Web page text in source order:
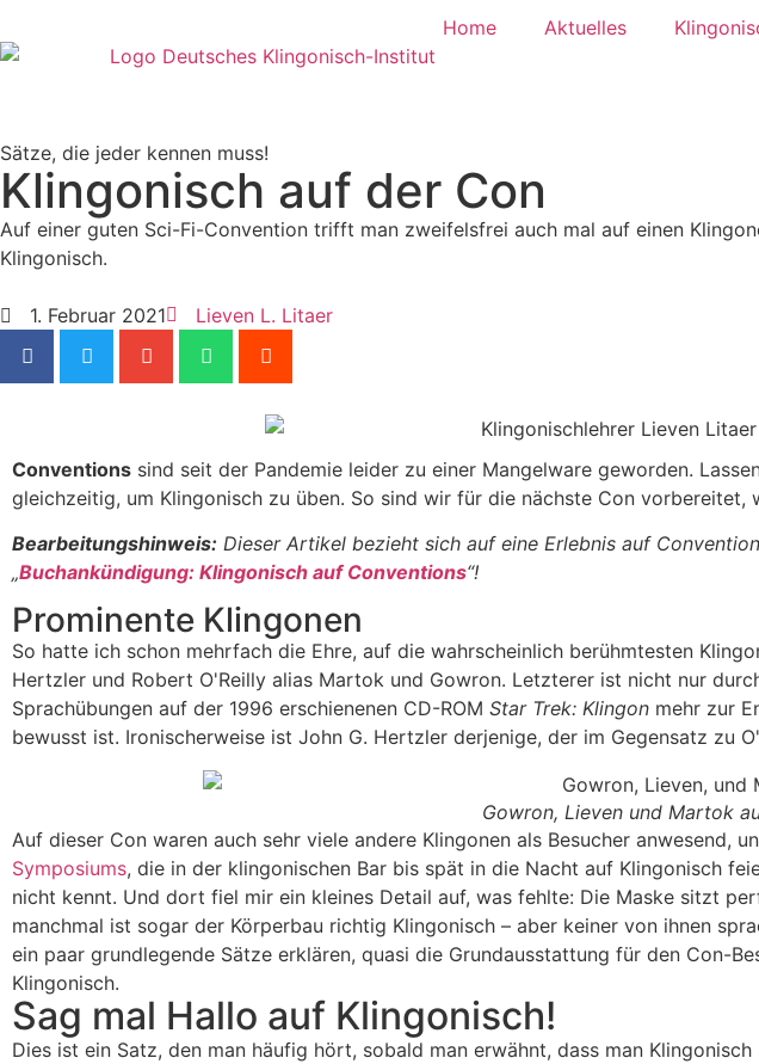
Home Aktuelles
Sätze, die jeder kennen muss!
Klingonisch auf der Con
Auf einer guten Sci-Fi-Convention trifft man zweifelsfrei auch mal auf einen
Klingonisch.
1. Februar 2021 Lieven L. Litaer
Conventions sind seit der Pandemie leider zu einer Mangelware geworden.
gleichzeitig, um Klingonisch zu üben. So sind wir für die nächste Con vorbereitet,
Bearbeitungshinweis: Dieser Artikel bezieht sich auf eine Erlebnis auf
„Buchankündigung: Klingonisch auf Conventions“!
Prominente Klingonen
So hatte ich schon mehrfach die Ehre, auf die wahrscheinlich berühmtesten
Hertzler und Robert O'Reilly alias Martok und Gowron. Letzterer ist nicht nur
Sprachübungen auf der 1996 erschienenen CD-ROM Star Trek: Klingon mehr zur
bewusst ist. Ironischer­weise ist John G. Hertzler derjenige, der im Gegensatz zu
Gowron, Lieven und Martok
Auf dieser Con waren auch sehr viele andere Klingonen als Besucher anwesend,
Symposiums, die in der klingonischen Bar bis spät in die Nacht auf Klingonisch
nicht kennt. Und dort fiel mir ein kleines Detail auf, was fehlte: Die Maske sitzt
manchmal ist sogar der Körperbau richtig Klingonisch – aber keiner von ihnen
ein paar grundlegende Sätze erklären, quasi die Grund­aus­stattung für den Con-
Klingonisch.
Sag mal Hallo auf Klingonisch!
Dies ist ein Satz, den man häufig hört, sobald man erwähnt, dass man